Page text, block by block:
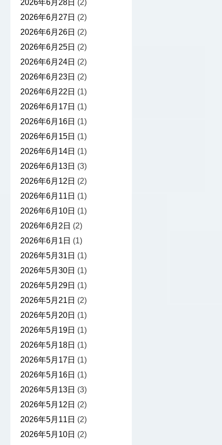
2026年6月28日 (2)
2026年6月27日 (2)
2026年6月26日 (2)
2026年6月25日 (2)
2026年6月24日 (2)
2026年6月23日 (2)
2026年6月22日 (1)
2026年6月17日 (1)
2026年6月16日 (1)
2026年6月15日 (1)
2026年6月14日 (1)
2026年6月13日 (3)
2026年6月12日 (2)
2026年6月11日 (1)
2026年6月10日 (1)
2026年6月2日 (2)
2026年6月1日 (1)
2026年5月31日 (1)
2026年5月30日 (1)
2026年5月29日 (1)
2026年5月21日 (2)
2026年5月20日 (1)
2026年5月19日 (1)
2026年5月18日 (1)
2026年5月17日 (1)
2026年5月16日 (1)
2026年5月13日 (3)
2026年5月12日 (2)
2026年5月11日 (2)
2026年5月10日 (2)